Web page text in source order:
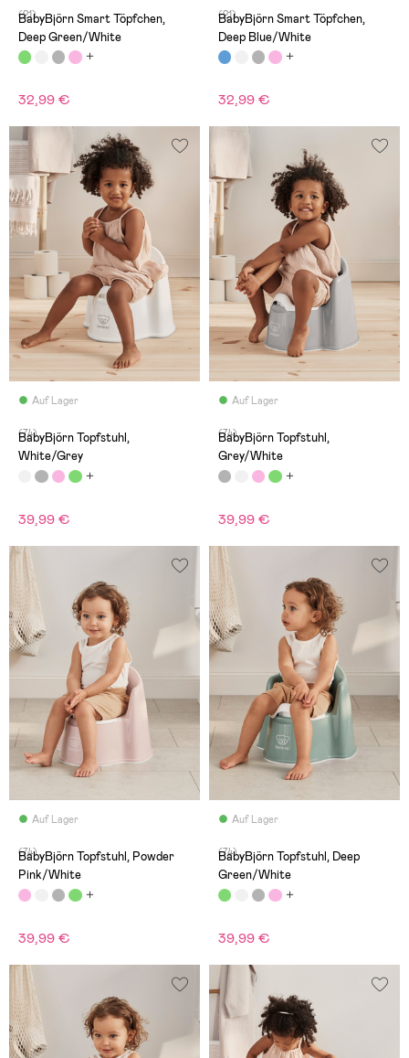
(21)
BabyBjörn Smart Töpfchen,
Deep Green/White
32,99 €
(21)
BabyBjörn Smart Töpfchen,
Deep Blue/White
32,99 €
Auf Lager
(74)
BabyBjörn Topfstuhl,
White/Grey
39,99 €
Auf Lager
(74)
BabyBjörn Topfstuhl,
Grey/White
39,99 €
Auf Lager
(74)
BabyBjörn Topfstuhl, Powder
Pink/White
39,99 €
Auf Lager
(74)
BabyBjörn Topfstuhl, Deep
Green/White
39,99 €